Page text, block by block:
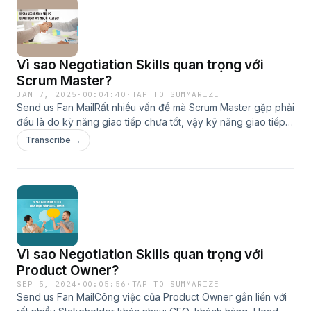
https://scrumviet.com/scrum-master-la-ai-lam-the-nao-de-
tro-thanh-scrum-master-gioi/Website: www.scrumviet.com
Vì sao Negotiation Skills quan trọng với
Scrum Master?
JAN 7, 2025 · 00:04:40 · TAP TO SUMMARIZE
Send us Fan MailRất nhiều vấn đề mà Scrum Master gặp phải
đều là do kỹ năng giao tiếp chưa tốt, vậy kỹ năng giao tiếp
quan trọng thế nào với một SM?Bản quyền thuộc về
Scrumviet: https://www.scrumviet.com/Link bài blog:
Transcribe →
Vì sao Negotiation Skills quan trọng với
Product Owner?
SEP 5, 2024 · 00:05:56 · TAP TO SUMMARIZE
Send us Fan Mail​​Công việc của Product Owner gắn liền với